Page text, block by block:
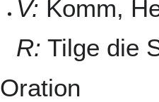
V: Komm,
R: Tilge die
Oration